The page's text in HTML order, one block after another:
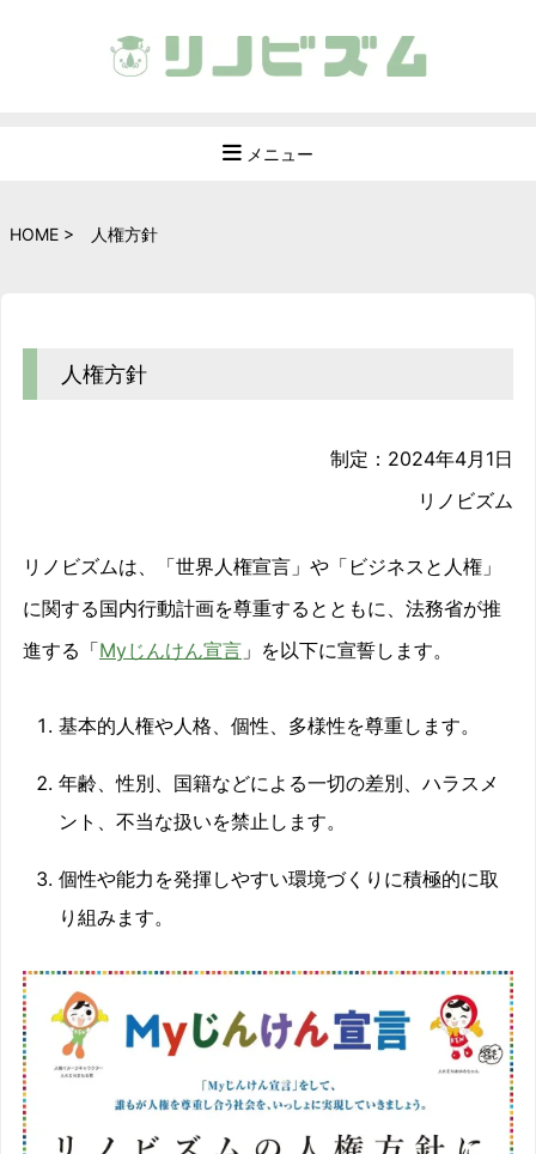
メニュー
HOME > 人権方針
人権方針
制定：2024年4月1日
リノビズム
リノビズムは、「世界人権宣言」や「ビジネスと人権」
に関する国内行動計画を尊重するとともに、法務省が推
進する「Myじんけん宣言 」を以下に宣誓します。
基本的人権や人格、個性、多様性を尊重します。
年齢、性別、国籍などによる一切の差別、ハラスメ
ント、不当な扱いを禁止します。
個性や能力を発揮しやすい環境づくりに積極的に取
り組みます。